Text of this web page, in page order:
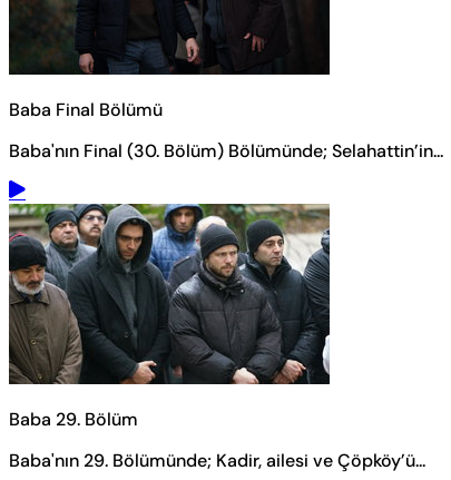
Baba Final Bölümü
Baba'nın Final (30. Bölüm) Bölümünde; Selahattin’in...
Baba 29. Bölüm
Baba'nın 29. Bölümünde; Kadir, ailesi ve Çöpköy’ü...